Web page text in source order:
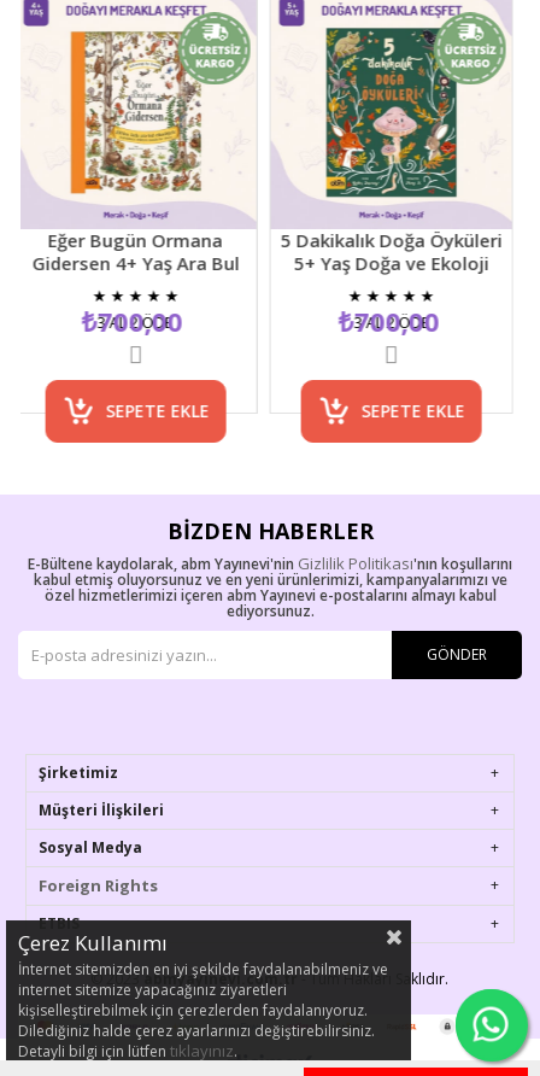
Eğer Bugün Ormana
Gidersen 4+ Yaş Ara Bul
Resimli Çocuk Etkinlik
Kitabı
★ ★ ★ ★
₺700,00
SEPETE EKLE
3 AL 2 ÖDE
5 Dakikalık Doğa Öyküleri
5+ Yaş Doğa ve Ekoloji
Temalı Çocuk Hikaye
Kitabı
★ ★ ★ ★
₺700,00
SEPETE EKLE
3 AL 2 ÖDE
BIZDEN HABERLER
E-Bültene kaydolarak, abm Yayınevi'nin Gizlilik Politikası'nın koşullarını
kabul etmiş oluyorsunuz ve en yeni ürünlerimizi, kampanyalarımızı ve
özel hizmetlerimizi içeren abm Yayınevi e-postalarını almayı kabul
ediyorsunuz.
GÖNDER
Şirketimiz
Müşteri İlişkileri
Sosyal Medya
Foreign Rights
ETBIS
© 2023abmyayinevi.com.tr- Tüm Hakları Saklıdır.
Çerez Kullanımı
İnternet sitemizden en iyi şekilde faydalanabilmeniz ve
internet sitemize yapacağınız ziyaretleri
kişiselleştirebilmek için çerezlerden faydalanıyoruz.
Dilediğiniz halde çerez ayarlarınızı değiştirebilirsiniz.
Detayli bilgi için lütfen tıklayınız.